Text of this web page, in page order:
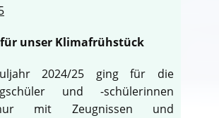
für unser Klimafrühstück
2024/25 ging für die
und -schülerinnen
mit Zeugnissen und